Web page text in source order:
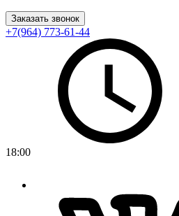
Заказать звонок
+7(964) 773-61-44
18:00